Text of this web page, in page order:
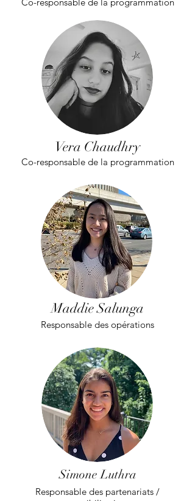
Vera Chaudhry
Co-responsable de la programmation
Maddie Salunga
Responsable des opérations
Simone Luthra
Responsable des partenariats /